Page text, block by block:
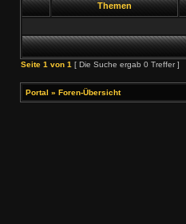
Themen
Seite 1 von 1 [ Die Suche ergab 0 Treffer ]
Portal » Foren-Übersicht